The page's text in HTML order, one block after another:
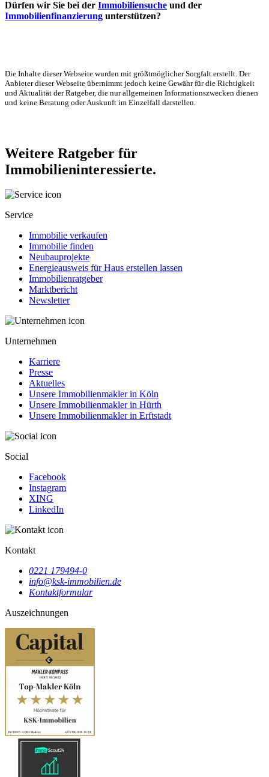
Dürfen wir Sie bei der Immobiliensuche und der
Immobilienfinanzierung unterstützen?
Die Inhalte dieser Webseite wurden mit größtmöglicher Sorgfalt erstellt. Der
Anbieter dieser Webseite übernimmt jedoch keine Gewähr für die Richtigkeit
und Aktualität der Ratgeber, die nur allgemeinen Informationszwecken dienen
und keine Beratung oder Auskunft im Einzelfall darstellen.
Weitere Ratgeber für
Immobilieninteressierte.
Service
Immobilie verkaufen
Immobilie finden
Neubauprojekte
Energieausweis für Haus erstellen lassen
Immobilienratgeber
Marktbericht
Newsletter
Unternehmen
Karriere
Presse
Aktuelles
Unsere Immobilienmakler in Köln
Unsere Immobilienmakler in Hürth
Unsere Immobilienmakler in Erftstadt
Social
Facebook
Instagram
XING
LinkedIn
Kontakt
0221 179494-0
info@ksk-immobilien.de
Kontaktformular
Auszeichnungen